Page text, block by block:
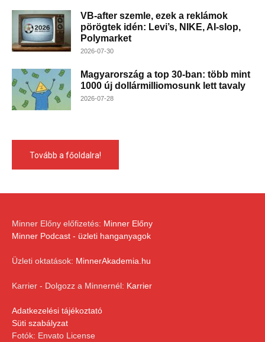
VB-after szemle, ezek a reklámok
pörögtek idén: Levi’s, NIKE, AI-slop,
Polymarket
2026-07-30
Magyarország a top 30-ban: több mint
1000 új dollármilliomosunk lett tavaly
2026-07-28
Tovább a főoldalra!
Minner Előny előfizetés: Minner Előny
Minner Podcast - üzleti hanganyagok
Üzleti oktatások: MinnerAkademia.hu
Karrier - Dolgozz a Minnernél: Karrier
Adatkezelési tájékoztató
Süti szabályzat
Fotók: Envato License